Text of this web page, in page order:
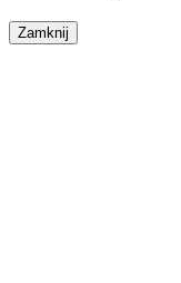
Zamknij